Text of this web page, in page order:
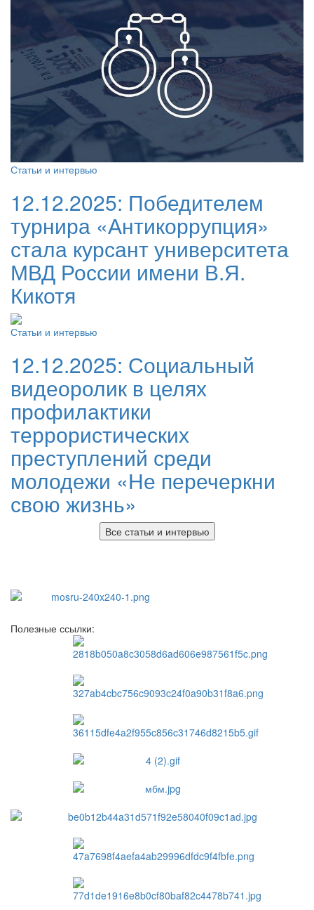
Статьи и интервью
12.12.2025: Победителем
турнира «Антикоррупция»
стала курсант университета
МВД России имени В.Я.
Кикотя
Статьи и интервью
12.12.2025: Социальный
видеоролик в целях
профилактики
террористических
преступлений среди
молодежи «Не перечеркни
свою жизнь»
Все статьи и интервью
Полезные ссылки: